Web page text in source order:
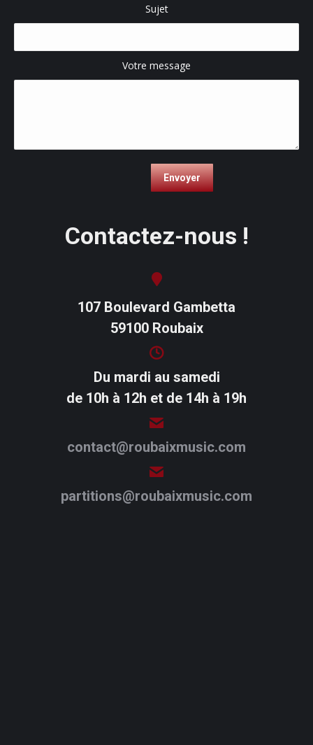
Sujet
Votre message
Contactez-nous !
107 Boulevard Gambetta
59100 Roubaix
Du mardi au samedi
de 10h à 12h et de 14h à 19h
contact@roubaixmusic.com
partitions@roubaixmusic.com